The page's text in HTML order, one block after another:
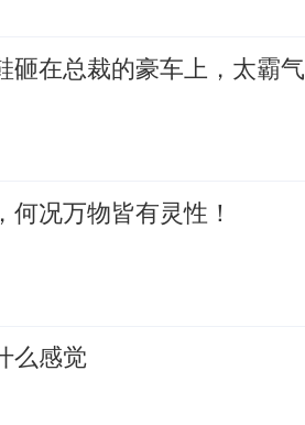
砸在总裁的豪车上，太霸气
况万物皆有灵性！
么感觉